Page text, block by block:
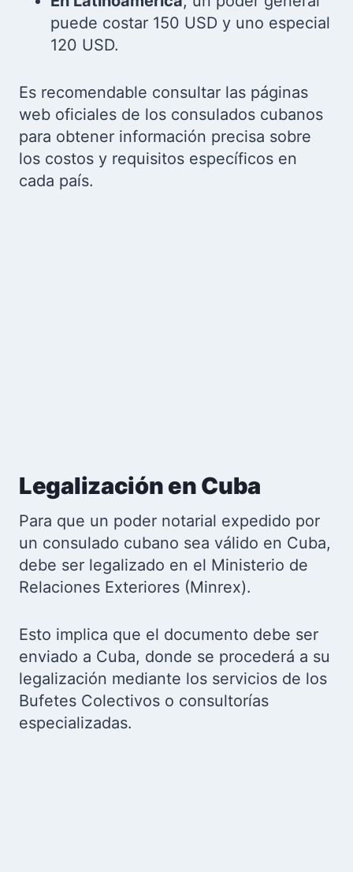
puede costar 150 USD y uno especial
120 USD.
Es recomendable consultar las páginas
web oficiales de los consulados cubanos
para obtener información precisa sobre
los costos y requisitos específicos en
cada país.
Legalización en Cuba
Para que un poder notarial expedido por
un consulado cubano sea válido en Cuba,
debe ser legalizado en el Ministerio de
Relaciones Exteriores (Minrex).
Esto implica que el documento debe ser
enviado a Cuba, donde se procederá a su
legalización mediante los servicios de los
Bufetes Colectivos o consultorías
especializadas.